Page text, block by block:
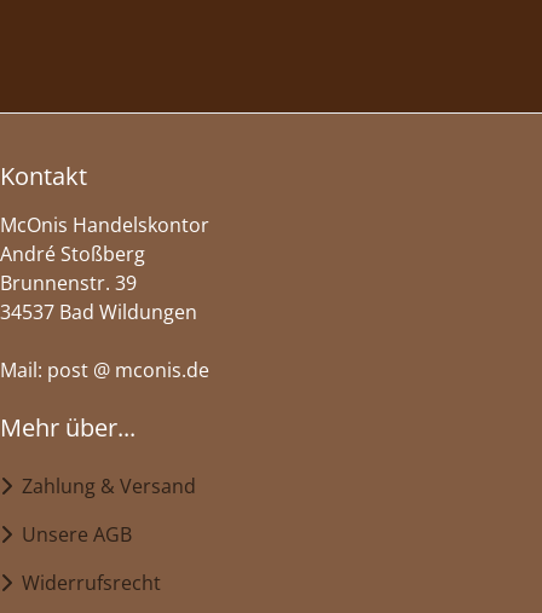
Kontakt
McOnis Handelskontor
André Stoßberg
Brunnenstr. 39
34537 Bad Wildungen
Mail: post @ mconis.de
Mehr über...
Zahlung & Versand
Unsere AGB
Widerrufsrecht